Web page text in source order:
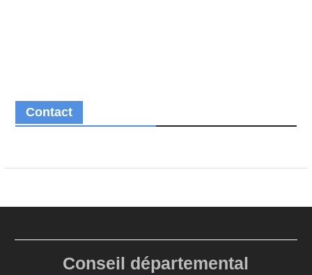
Contact
Conseil départemental